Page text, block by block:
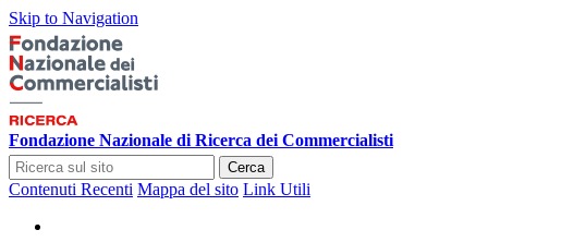
Skip to Navigation
Fondazione Nazionale di Ricerca dei Commercialisti
Cerca
Contenuti Recenti Mappa del sito Link Utili